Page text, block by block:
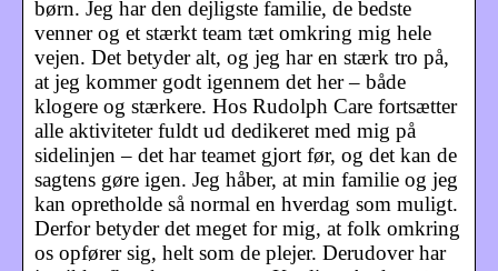
børn. Jeg har den dejligste familie, de bedste
venner og et stærkt team tæt omkring mig hele
vejen. Det betyder alt, og jeg har en stærk tro på,
at jeg kommer godt igennem det her – både
klogere og stærkere. Hos Rudolph Care fortsætter
alle aktiviteter fuldt ud dedikeret med mig på
sidelinjen – det har teamet gjort før, og det kan de
sagtens gøre igen. Jeg håber, at min familie og jeg
kan opretholde så normal en hverdag som muligt.
Derfor betyder det meget for mig, at folk omkring
os opfører sig, helt som de plejer. Derudover har